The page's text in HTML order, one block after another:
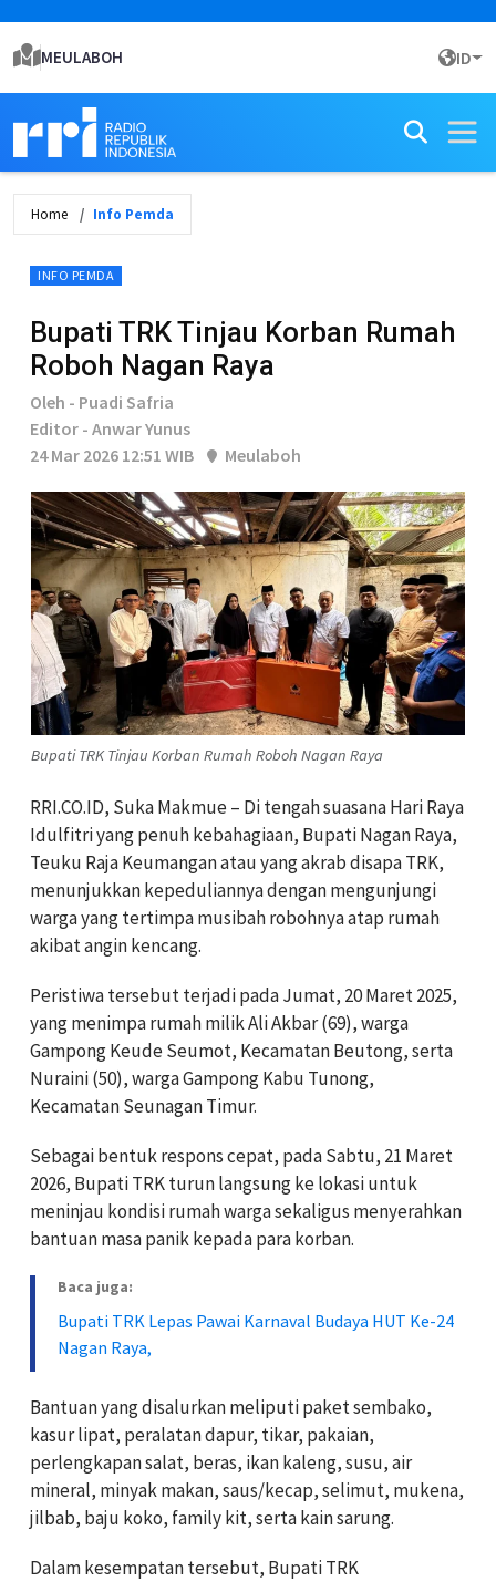
MEULABOH ID
Home Info Pemda
INFO PEMDA
Bupati TRK Tinjau Korban Rumah
Roboh Nagan Raya
Oleh - Puadi Safria
Editor - Anwar Yunus
24 Mar 2026 12:51 WIB
Meulaboh
Bupati TRK Tinjau Korban Rumah Roboh Nagan Raya
RRI.CO.ID, Suka Makmue – Di tengah suasana Hari Raya
Idulfitri yang penuh kebahagiaan, Bupati Nagan Raya,
Teuku Raja Keumanganatau yang akrab disapa TRK,
menunjukkan kepeduliannya dengan mengunjungi
warga yang tertimpa musibah robohnya atap rumah
akibat angin kencang.
Peristiwa tersebut terjadi pada Jumat, 20 Maret 2025,
yang menimpa rumah milik Ali Akbar (69), warga
Gampong Keude Seumot, Kecamatan Beutong, serta
Nuraini (50), warga Gampong Kabu Tunong,
Kecamatan Seunagan Timur.
Sebagai bentuk respons cepat, pada Sabtu, 21 Maret
2026, Bupati TRK turun langsung ke lokasi untuk
meninjau kondisi rumah warga sekaligus menyerahkan
bantuan masa panik kepada para korban.
Baca juga:
Bupati TRK Lepas Pawai Karnaval Budaya HUT Ke-24
Nagan Raya,
Bantuan yang disalurkan meliputi paket sembako,
kasur lipat, peralatan dapur, tikar, pakaian,
perlengkapan salat, beras, ikan kaleng, susu, air
mineral, minyak makan, saus/kecap, selimut, mukena,
jilbab, baju koko, family kit, serta kain sarung.
Dalam kesempatan tersebut, Bupati TRK